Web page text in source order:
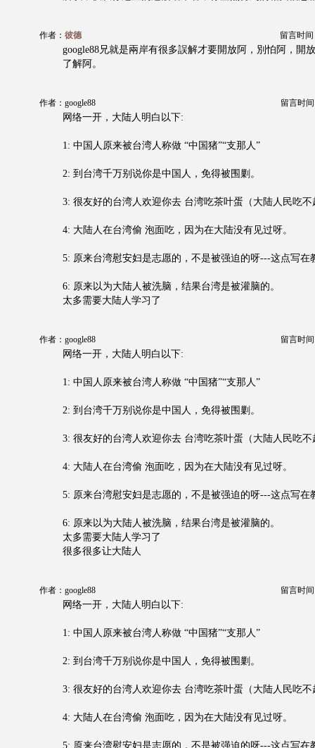
作者： 彼德 留言时间
google88兄就是兩岸有很多誤解才要開放阿，別怕阿，開
了解阿。
作者：google88 留言时间
网络一开，大陆人明白以下:
1: 中国人原来被台湾人称做 “中国猪”“支那人”
2: 到台湾千万别说你是中国人，免得被围剿。
3: 很友好的台湾人欢迎你去 台湾吃茶叶蛋（大陆人民吃不
4: 大陆人在台湾偷 泡面吃，因为在大陆没有见过呀。
5: 原来台湾慰安妇是志愿的，不是被强迫的呀---这点写在
6: 原来以为大陆人被洗脑，结果台湾是被灌脑的。
太多需要大陆人学习了
作者：google88 留言时间
网络一开，大陆人明白以下:
1: 中国人原来被台湾人称做 “中国猪”“支那人”
2: 到台湾千万别说你是中国人，免得被围剿。
3: 很友好的台湾人欢迎你去 台湾吃茶叶蛋（大陆人民吃不
4: 大陆人在台湾偷 泡面吃，因为在大陆没有见过呀。
5: 原来台湾慰安妇是志愿的，不是被强迫的呀---这点写在
6: 原来以为大陆人被洗脑，结果台湾是被灌脑的。
太多需要大陆人学习了
很多很多让大陆人
作者：google88 留言时间
网络一开，大陆人明白以下:
1: 中国人原来被台湾人称做 “中国猪”“支那人”
2: 到台湾千万别说你是中国人，免得被围剿。
3: 很友好的台湾人欢迎你去 台湾吃茶叶蛋（大陆人民吃不
4: 大陆人在台湾偷 泡面吃，因为在大陆没有见过呀。
5: 原来台湾慰安妇是志愿的，不是被强迫的呀---这点写在